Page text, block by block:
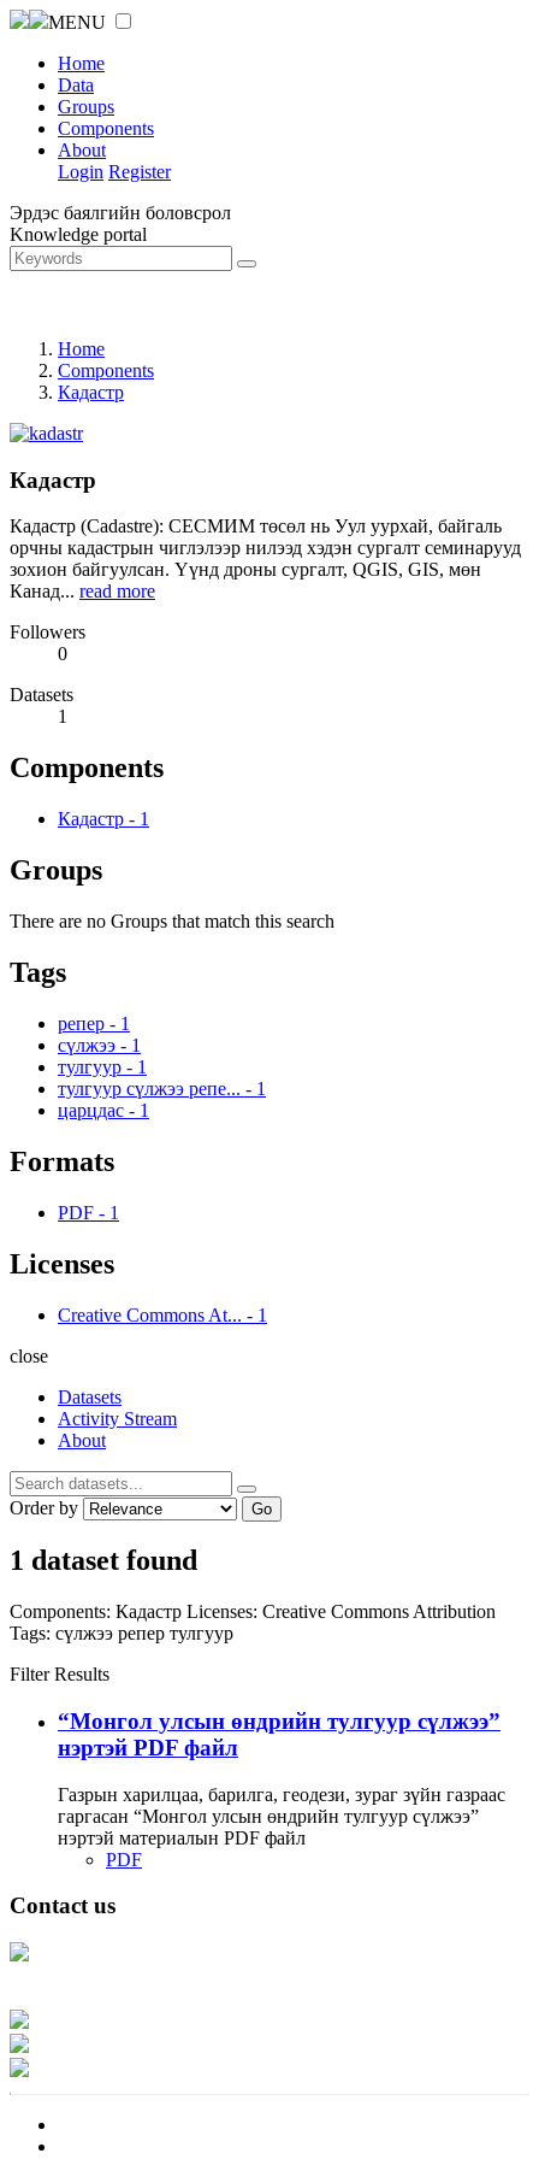
MENU
Home
Data
Groups
Components
About
Login Register
Эрдэс баялгийн боловсрол
Knowledge portal
Home
Components
Кадастр
Кадастр
Кадастр (Cadastre): СЕСМИМ төсөл нь Уул уурхай, байгаль
орчны кадастрын чиглэлээр нилээд хэдэн сургалт семинарууд
зохион байгуулсан. Үүнд дроны сургалт, QGIS, GIS, мөн
Канад... read more
Followers
0
Datasets
1
Components
Кадастр - 1
Groups
There are no Groups that match this search
Tags
репер - 1
сүлжээ - 1
тулгуур - 1
тулгуур сүлжээ репе... - 1
царцдас - 1
Formats
PDF - 1
Licenses
Creative Commons At... - 1
close
Datasets
Activity Stream
About
Order by Go
1 dataset found
Components: Кадастр Licenses: Creative Commons Attribution
Tags: сүлжээ репер тулгуур
Filter Results
“Монгол улсын өндрийн тулгуур сүлжээ”
нэртэй PDF файл
Газрын харилцаа, барилга, геодези, зураг зүйн газраас
гаргасан “Монгол улсын өндрийн тулгуур сүлжээ”
нэртэй материалын PDF файл
PDF
Contact us